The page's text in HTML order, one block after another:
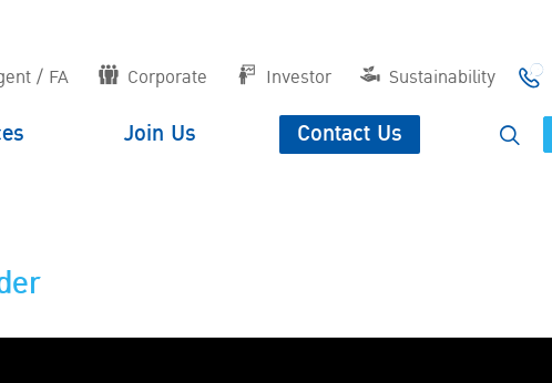
/ FA Corporate Investor Sustainability
Join Us Contact Us